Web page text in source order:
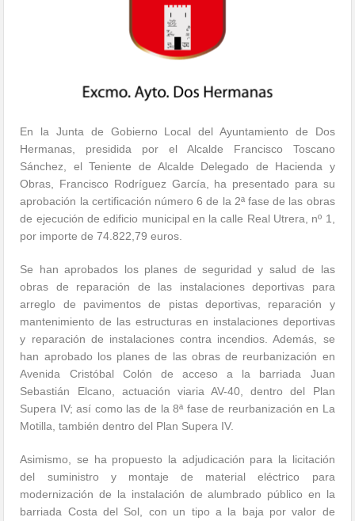
En la Junta de Gobierno Local del Ayuntamiento de Dos
Hermanas, presidida por el Alcalde Francisco Toscano
Sánchez, el Teniente de Alcalde Delegado de Hacienda y
Obras, Francisco Rodríguez García, ha presentado para su
aprobación la certificación número 6 de la 2ª fase de las obras
de ejecución de edificio municipal en la calle Real Utrera, nº 1,
por importe de 74.822,79 euros.
Se han aprobados los planes de seguridad y salud de las
obras de reparación de las instalaciones deportivas para
arreglo de pavimentos de pistas deportivas, reparación y
mantenimiento de las estructuras en instalaciones deportivas
y reparación de instalaciones contra incendios. Además, se
han aprobado los planes de las obras de reurbanización en
Avenida Cristóbal Colón de acceso a la barriada Juan
Sebastián Elcano, actuación viaria AV-40, dentro del Plan
Supera IV; así como las de la 8ª fase de reurbanización en La
Motilla, también dentro del Plan Supera IV.
Asimismo, se ha propuesto la adjudicación para la licitación
del suministro y montaje de material eléctrico para
modernización de la instalación de alumbrado público en la
barriada Costa del Sol, con un tipo a la baja por valor de